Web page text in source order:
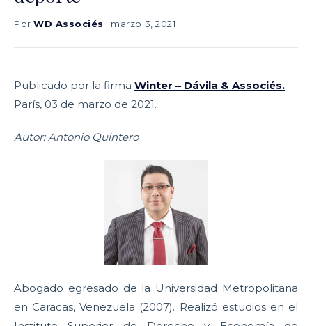
PorWD Associés · marzo 3, 2021
Publicado por la firma Winter – Dávila & Associés.
París, 03 de marzo de 2021.
Autor: Antonio Quintero
Abogado egresado de la Universidad Metropolitana
en Caracas, Venezuela (2007). Realizó estudios en el